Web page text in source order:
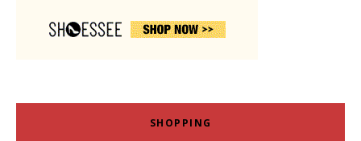
SHOPPING